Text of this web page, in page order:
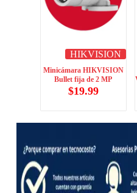
HIKVISION
Minicámara HIKVISION
Bullet fija de 2 MP
$19.99